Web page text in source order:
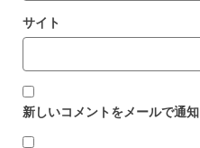
サイト
新しいコメントをメールで通知